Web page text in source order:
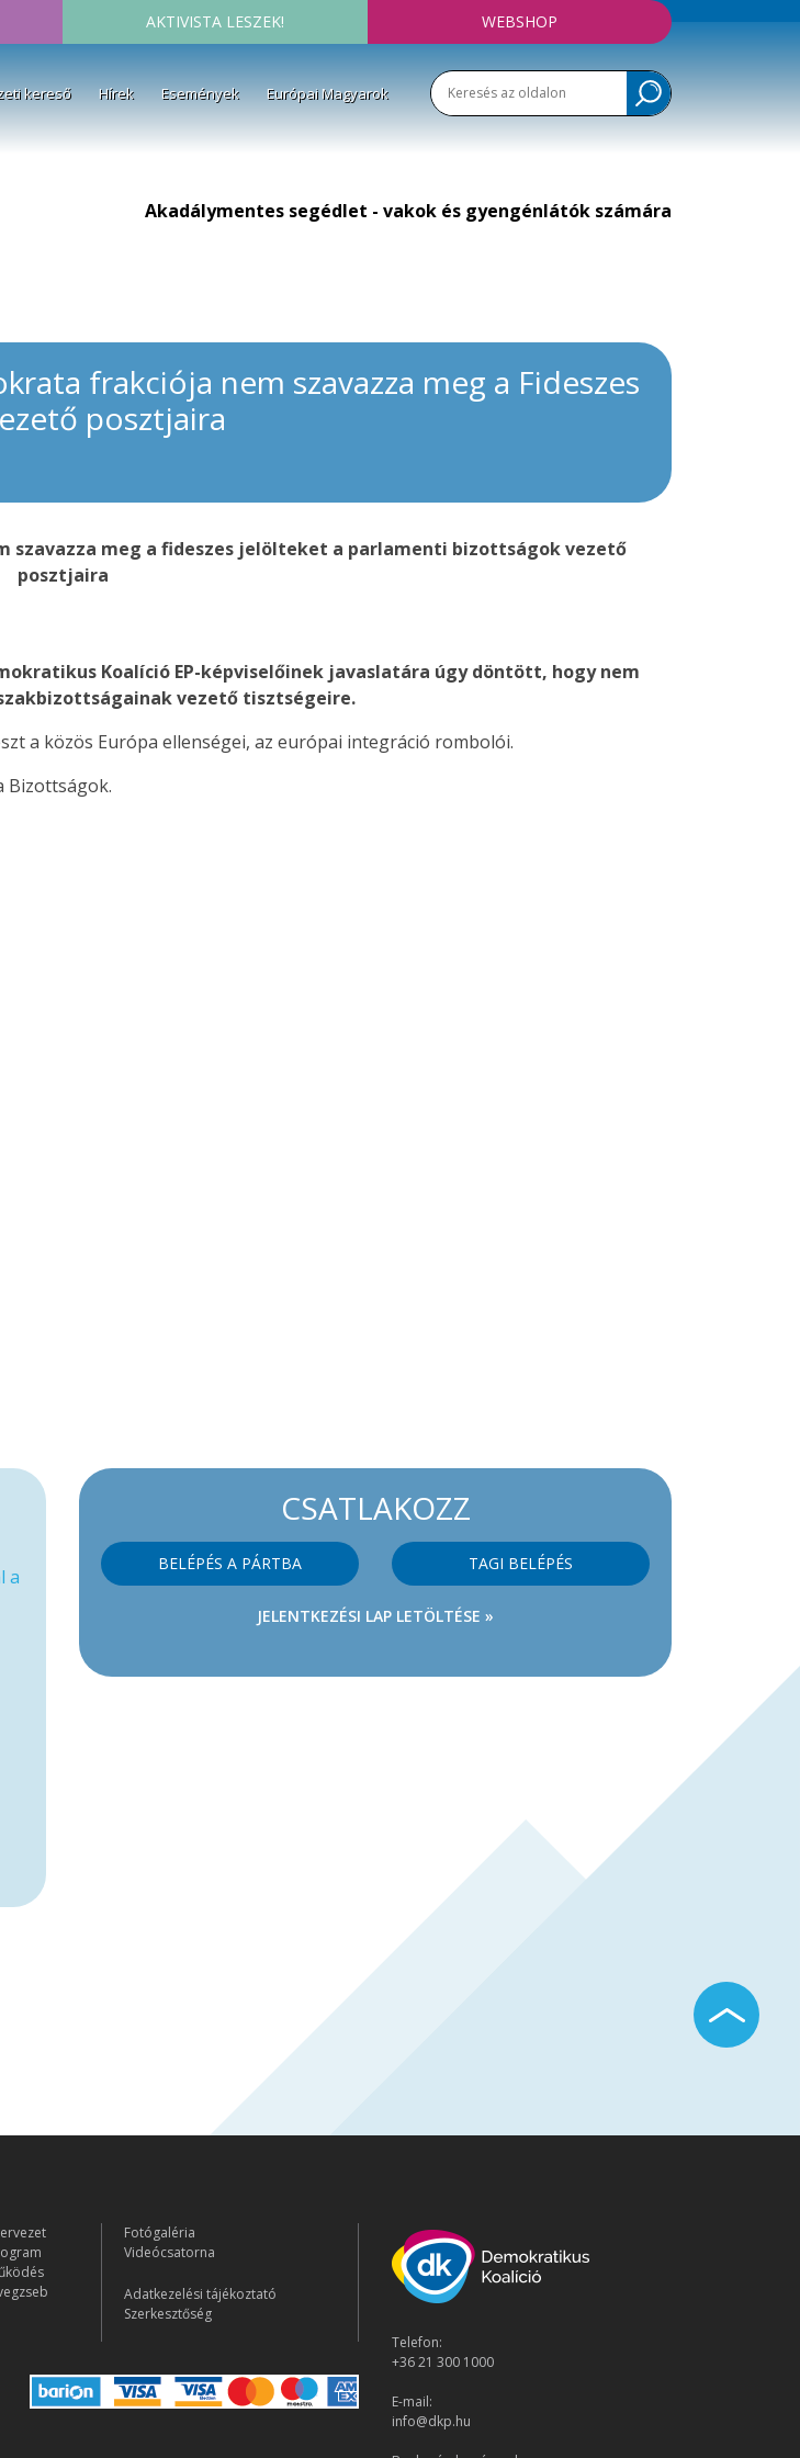
AKTIVISTA LESZEK! WEBSHOP
kereső Hírek Események Európai Magyarok
Akadálymentes segédlet - vakok és gyengénlátók számára
frakciója nem szavazza meg a Fideszes
posztjaira
szavazza meg a fideszes jelölteket a parlamenti bizottságok vezető
posztjaira
Koalíció EP-képviselőinek javaslatára úgy döntött, hogy nem
vezető tisztségeire.
a közös Európa ellenségei, az európai integráció rombolói.
Bizottságok.
CSATLAKOZZ
BELÉPÉS A PÁRTBA TAGI BELÉPÉS
JELENTKEZÉSI LAP LETÖLTÉSE »
a
Fotógaléria
Videócsatorna
Adatkezelési tájékoztató
Szerkesztőség
Telefon:
+36 21 300 1000
E-mail:
info@dkp.hu